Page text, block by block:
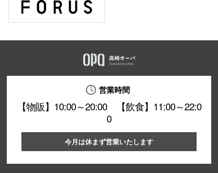
営業時間
【物販】10:00～20:00 【飲食】11:00～22:0
0
今月は休まず営業いたします